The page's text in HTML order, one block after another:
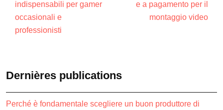
indispensabili per gamer
occasionali e
professionisti
e a pagamento per il
montaggio video
Dernières publications
Perché è fondamentale scegliere un buon produttore di